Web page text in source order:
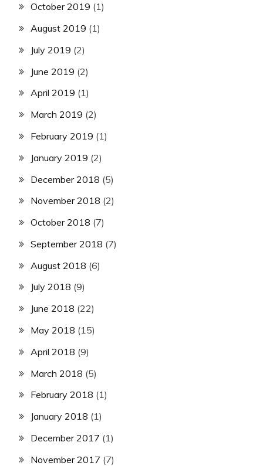
October 2019 (1)
August 2019 (1)
July 2019 (2)
June 2019 (2)
April 2019 (1)
March 2019 (2)
February 2019 (1)
January 2019 (2)
December 2018 (5)
November 2018 (2)
October 2018 (7)
September 2018 (7)
August 2018 (6)
July 2018 (9)
June 2018 (22)
May 2018 (15)
April 2018 (9)
March 2018 (5)
February 2018 (1)
January 2018 (1)
December 2017 (1)
November 2017 (7)